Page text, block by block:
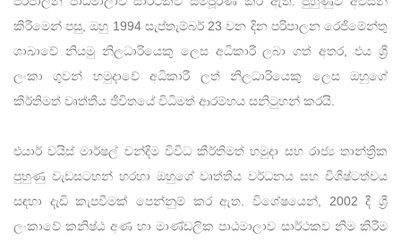
කිරීමෙන් පසු, ඔහු 1994 සැප්තැම්බර් 23 වන දින පරිපාලන රෙජිමේන්තු
ශාඛාවේ නියමු නිලධාරියෙකු ලෙස අධිකාරී ලබා ගත් අතර, එය ශ්‍රී
ලංකා ගුවන් හමුදාවේ අධිකාරී ලත් නිලධාරියෙකු ලෙස ඔහුගේ
කීර්තිමත් වෘත්තීය ජීවිතයේ විධිමත් ආරම්භය සනිටුහන් කරයි.
එයාර් වයිස් මාර්ෂල් චන්දිම විවිධ කීර්තිමත් හමුදා සහ රාජ්‍ය තාන්ත්‍රික
පුහුණු වැඩසටහන් හරහා ඔහුගේ වෘත්තීය වර්ධනය සහ විශිෂ්ටත්වය
සඳහා දැඩි කැපවීමක් පෙන්නුම් කර ඇත. විශේෂයෙන්, 2002 දී ශ්‍රී
ලංකාවේ කනිෂ්ඨ අණ හා මාණ්ඩලික පාඨමාලාව සාර්ථකව නිම කිරීම